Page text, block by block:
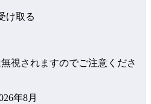
け取る
視されますのでご注意くださ
年8月